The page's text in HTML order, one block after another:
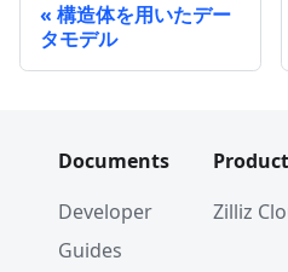
構造体を用いたデー
タモデル
Documents
Developer
Guides
Product
Zilliz